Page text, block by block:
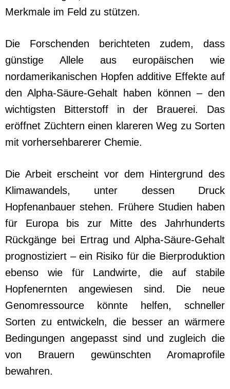
Merkmale im Feld zu stützen.
Die Forschenden berichteten zudem, dass
günstige Allele aus europäischen wie
nordamerikanischen Hopfen additive Effekte auf
den Alpha-Säure-Gehalt haben können – den
wichtigsten Bitterstoff in der Brauerei. Das
eröffnet Züchtern einen klareren Weg zu Sorten
mit vorhersehbarerer Chemie.
Die Arbeit erscheint vor dem Hintergrund des
Klimawandels, unter dessen Druck
Hopfenanbauer stehen. Frühere Studien haben
für Europa bis zur Mitte des Jahrhunderts
Rückgänge bei Ertrag und Alpha-Säure-Gehalt
prognostiziert – ein Risiko für die Bierproduktion
ebenso wie für Landwirte, die auf stabile
Hopfenernten angewiesen sind. Die neue
Genomressource könnte helfen, schneller
Sorten zu entwickeln, die besser an wärmere
Bedingungen angepasst sind und zugleich die
von Brauern gewünschten Aromaprofile
bewahren.